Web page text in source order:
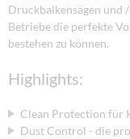
Druckbalkensägen und
Betriebe die perfekte
bestehen zu können.
Highlights:
Clean Protection für
Dust Control - die